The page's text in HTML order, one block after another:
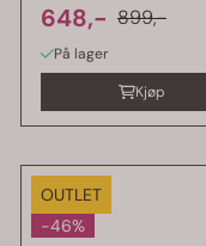
648,- 899,-
På lager
Kjøp
OUTLET
-46%